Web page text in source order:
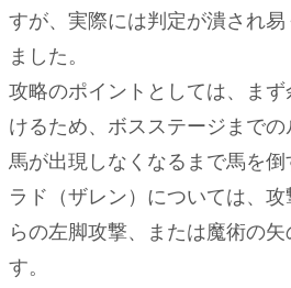
すが、実際には判定が潰され
ました。
攻略のポイントとしては、ま
けるため、ボスステージまでの
馬が出現しなくなるまで馬を倒
ラド（ザレン）については、
らの左脚攻撃、または魔術の
す。